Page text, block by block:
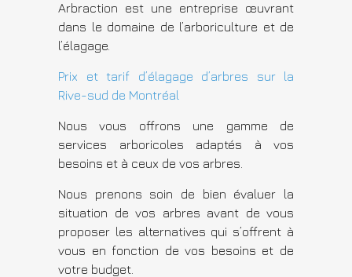
Arbraction est une entreprise œuvrant
dans le domaine de l’arboriculture et de
l’élagage.
Prix et tarif d’élagage d’arbres sur la
Rive-sud de Montréal
Nous vous offrons une gamme de
services arboricoles adaptés à vos
besoins et à ceux de vos arbres.
Nous prenons soin de bien évaluer la
situation de vos arbres avant de vous
proposer les alternatives qui s’offrent à
vous en fonction de vos besoins et de
votre budget.